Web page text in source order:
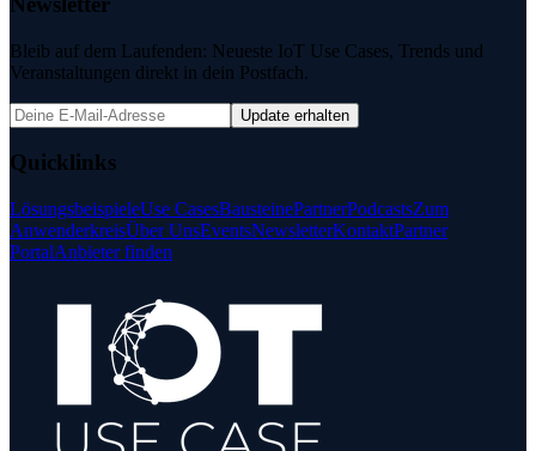
Bleib auf dem Laufenden: Neueste IoT Use Cases, Trends und
Veranstaltungen direkt in dein Postfach.
Update erhalten
Quicklinks
LösungsbeispieleUse CasesBausteinePartnerPodcastsZum
AnwenderkreisÜber UnsEventsNewsletterKontaktPartner
PortalAnbieter finden